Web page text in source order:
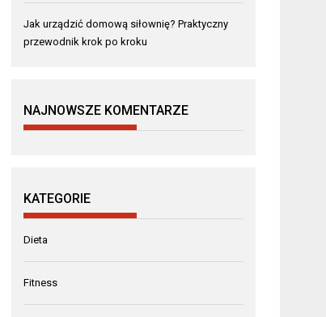
Jak urządzić domową siłownię? Praktyczny
przewodnik krok po kroku
NAJNOWSZE KOMENTARZE
KATEGORIE
Dieta
Fitness